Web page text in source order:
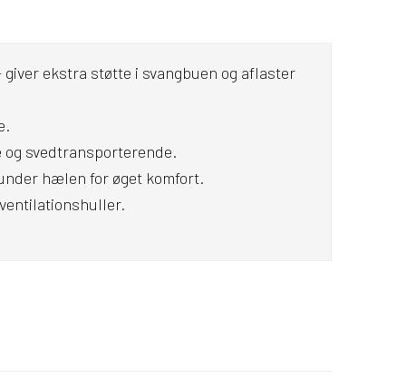
giver ekstra støtte i svangbuen og aflaster
svedtransporterende.
hælen for øget komfort.